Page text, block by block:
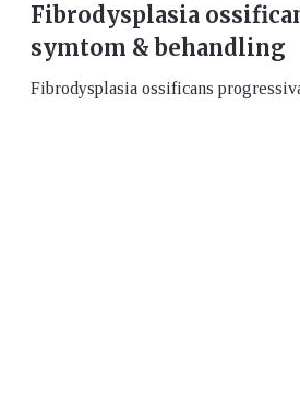
Fibrodysplasia
symtom & behandling
Fibrodysplasia ossificans